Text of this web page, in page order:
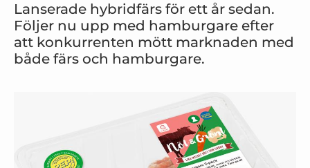
Lanserade hybridfärs för ett år sedan.
Följer nu upp med hamburgare efter
att konkurrenten mött marknaden med
både färs och hamburgare.